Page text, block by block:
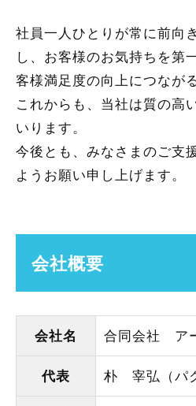
社員一人ひとりが常に前向
し、お客様のお気持ちを第
客様満足度の向上につなが
これからも、当社は質の高
いります。
今後とも、みなさまのご支
ようお願い申し上げます。
会社概要
会社名 合同会社 ア
代表 朴 宰弘（パ